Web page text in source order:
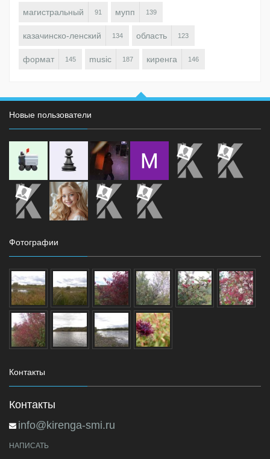
магистральный 91 мупп 139
казачинско-ленский 134 область 123
формат 145 music 187 киренга 146
Новые пользователи
Фотографии
Контакты
Контакты
info@kirenga-smi.ru
НАПИСАТЬ